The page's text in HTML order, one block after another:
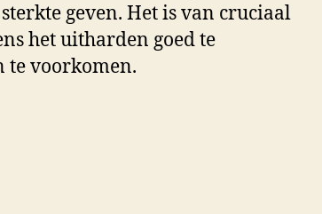
geven. Het is van cruciaal
het uitharden goed te
te voorkomen.